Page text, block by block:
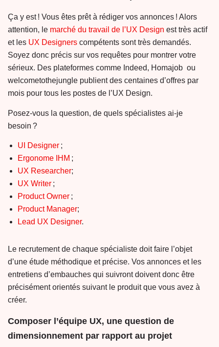
Ça y est ! Vous êtes prêt à rédiger vos annonces ! Alors
attention, le marché du travail de l’UX Design est très actif
et les UX Designers compétents sont très demandés.
Soyez donc précis sur vos requêtes pour montrer votre
sérieux. Des plateformes comme Indeed, Homajob ou
welcometothejungle publient des centaines d’offres par
mois pour tous les postes de l’UX Design.
Posez-vous la question, de quels spécialistes ai-je
besoin ?
UI Designer ;
Ergonome IHM ;
UX Researcher;
UX Writer ;
Product Owner ;
Product Manager;
Lead UX Designer.
Le recrutement de chaque spécialiste doit faire l’objet
d’une étude méthodique et précise. Vos annonces et les
entretiens d’embauches qui suivront doivent donc être
précisément orientés suivant le produit que vous avez à
créer.
Composer l’équipe UX, une question de
dimensionnement par rapport au projet